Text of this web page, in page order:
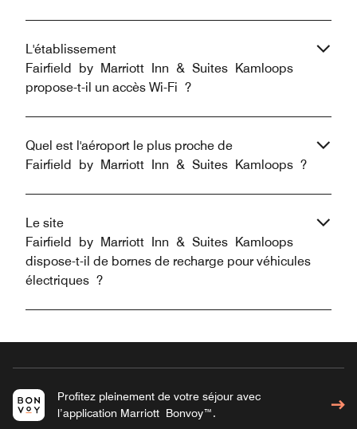
L'établissement
Fairfield by Marriott Inn & Suites Kamloops
propose-t-il un accès Wi-Fi ?
Quel est l'aéroport le plus proche de
Fairfield by Marriott Inn & Suites Kamloops ?
Le site
Fairfield by Marriott Inn & Suites Kamloops
dispose-t-il de bornes de recharge pour véhicules
électriques ?
Profitez pleinement de votre séjour avec
l’application Marriott Bonvoy™.